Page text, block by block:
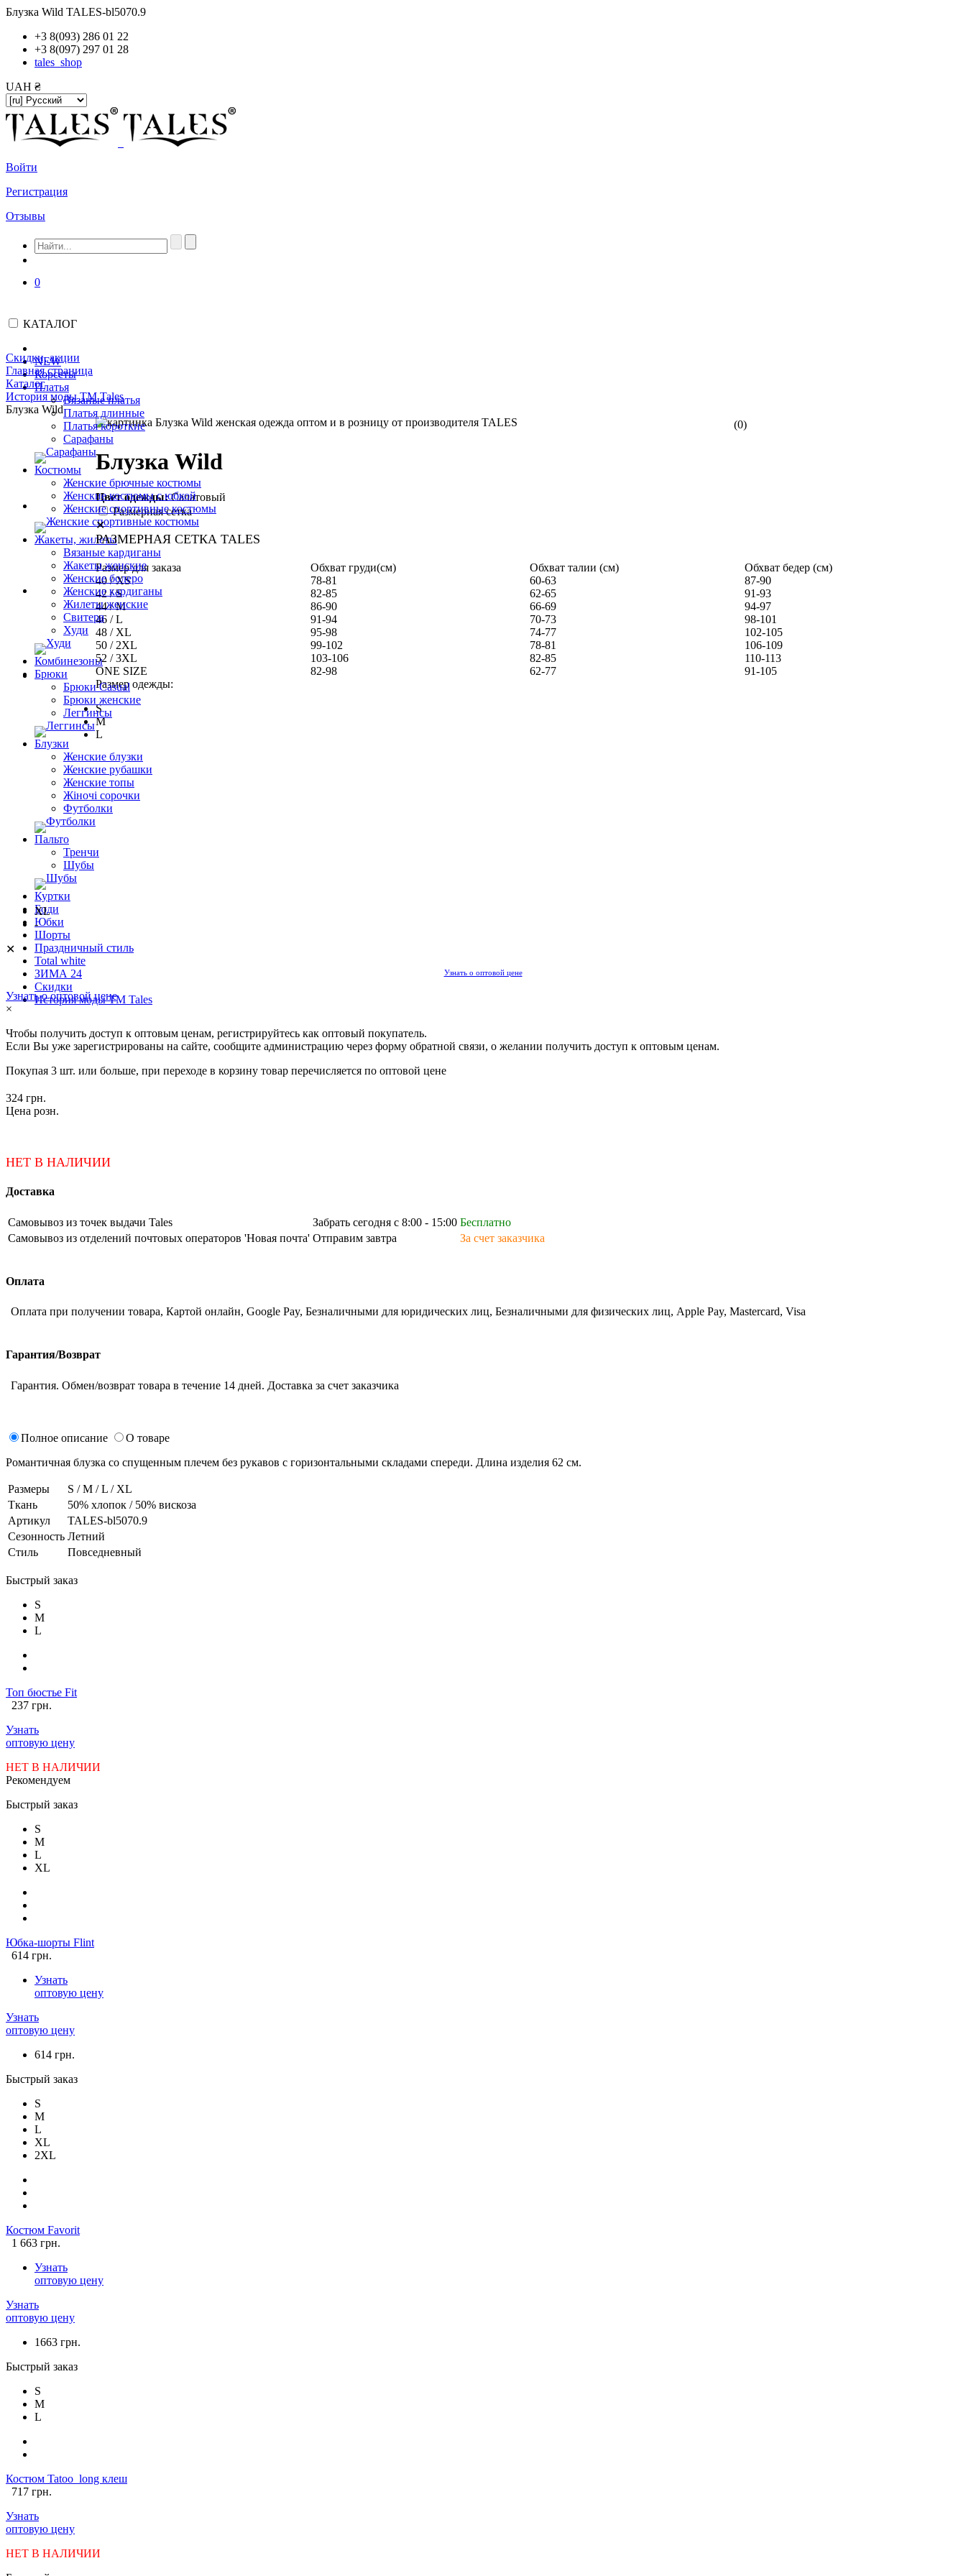
Блузка Wild TALES-bl5070.9
+3 8(093) 286 01 22
+3 8(097) 297 01 28
tales_shop
UAH ₴
Войти
Регистрация
Отзывы
0
КАТАЛОГ
NEW
Корсеты
Платья
Вязаные платья
Платья длинные
Платья короткие
Сарафаны
Костюмы
Женские брючные костюмы
Женские костюмы с юбкой
Женские спортивные костюмы
Жакеты, жилеты
Вязаные кардиганы
Жакеты женские
Женские болеро
Женские кардиганы
Жилеты женские
Свитера
Худи
Комбинезоны
Брюки
Брюки Casual
Брюки женские
Леггинсы
Блузки
Женские блузки
Женские рубашки
Женские топы
Жіночі сорочки
Футболки
Пальто
Тренчи
Шубы
Куртки
Боди
Юбки
Шорты
Праздничный стиль
Total white
ЗИМА 24
Скидки
История моды ТМ Tales
Скидки, акции
Главная страница
Каталог
История моды ТМ Tales
Блузка Wild
(0)
Блузка Wild
Цвет одежды:Салатовый
Размерная сетка
✕
РАЗМЕРНАЯ СЕТКА TALES
Размер для заказа Обхват груди(см) Обхват талии (см)
Обхват бедер (см)
40 / XS
78-81 60-63
87-90
42 / S
82-85 62-65
91-93
44 / M
86-90 66-69
94-97
46 / L
91-94 70-73
98-101
48 / XL
95-98 74-77
102-105
50 / 2XL
99-102 78-81
106-109
52 / 3XL
103-106 82-85
110-113
ONE SIZE
82-98 62-77
91-105
Размер одежды:
S
M
L
XL
-
✕
Узнать о оптовой цене
Узнать о оптовой цене
×
Чтобы получить доступ к оптовым ценам, регистрируйтесь как оптовый покупатель.
Если Вы уже зарегистрированы на сайте, сообщите администрацию через форму обратной связи, о желании получить доступ к оптовым ценам.
Покупая 3 шт. или больше, при переходе в корзину товар перечисляется по оптовой цене
324 грн.
Цена розн.
НЕТ В НАЛИЧИИ
Доставка
Самовывоз из точек выдачи Tales Забрать сегодня с 8:00 - 15:00 Бесплатно
Самовывоз из отделений почтовых операторов 'Новая почта' Отправим завтра За счет заказчика
Оплата
Оплата при получении товара, Картой онлайн, Google Pay, Безналичными для юридических лиц, Безналичными для физических лиц, Apple Pay, Mastercard, Visa
Гарантия/Возврат
Гарантия. Обмен/возврат товара в течение 14 дней. Доставка за счет заказчика
Полное описание
О товаре
Романтичная блузка со спущенным плечем без рукавов с горизонтальными складами спереди. Длина изделия 62 см.
Размеры
S / M / L / XL
Ткань
50% хлопок / 50% вискоза
Артикул
TALES-bl5070.9
Сезонность Летний
Стиль
Повседневный
Быстрый заказ
S
M
L
Топ бюстье Fit
237 грн.
Узнать
оптовую цену
НЕТ В НАЛИЧИИ
Рекомендуем
Быстрый заказ
S
M
L
XL
Юбка-шорты Flint
614 грн.
Узнать
оптовую цену
Узнать
оптовую цену
614 грн.
Быстрый заказ
S
M
L
XL
2XL
Костюм Favorit
1 663 грн.
Узнать
оптовую цену
Узнать
оптовую цену
1663 грн.
Быстрый заказ
S
M
L
Костюм Tatoo_long клеш
717 грн.
Узнать
оптовую цену
НЕТ В НАЛИЧИИ